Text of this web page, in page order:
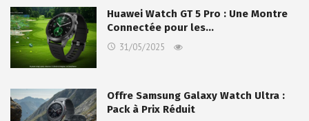
Huawei Watch GT 5 Pro : Une Montre
Connectée pour les…
31/05/2025
Offre Samsung Galaxy Watch Ultra :
Pack à Prix Réduit